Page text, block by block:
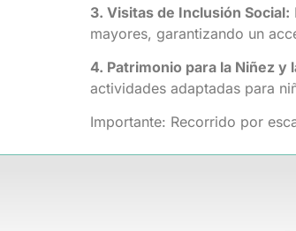
3. Visitas de Inclusión Social:
mayores, garantizando un
4. Patrimonio para la Niñez y
actividades adaptadas para
Importante: Recorrido por